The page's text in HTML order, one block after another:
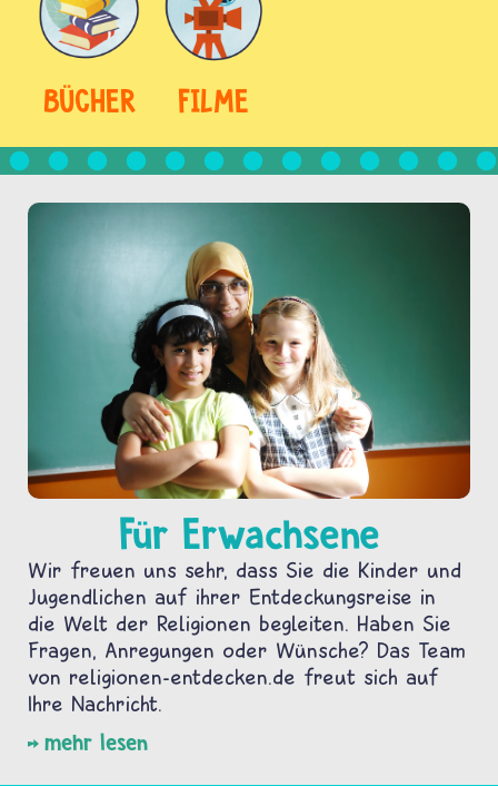
BÜCHER FILME
Für Erwachsene
Wir freuen uns sehr, dass Sie die Kinder und
Jugendlichen auf ihrer Entdeckungsreise in
die Welt der Religionen begleiten. Haben Sie
Fragen, Anregungen oder Wünsche? Das Team
von religionen-entdecken.de freut sich auf
Ihre Nachricht.
mehr lesen